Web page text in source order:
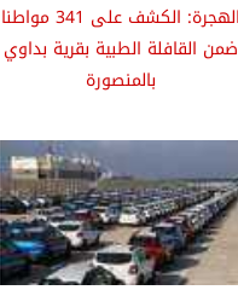
الهجرة: الكشف على 341 مواطنا
ضمن القافلة الطبية بقرية بداوي
بالمنصورة